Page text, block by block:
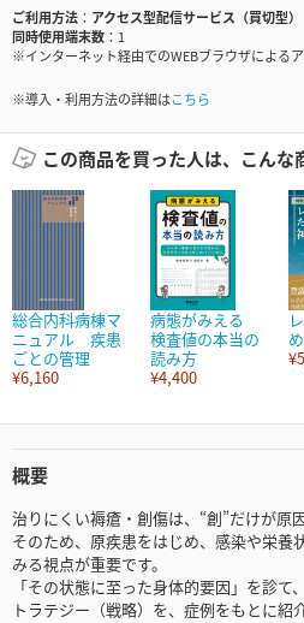
ご利用方法
アクセス型配信サービス（買切型）
同時使用端末数
1
※インターネット経由でのWEBブラウザによる
※導入・利用方法の詳細はこちら
この商品を買った人は、こんな
総合内科病棟マ
ニュアル 疾患
ごとの管理
¥6,160
病態がみえる
検査値の本当の
読み方
¥4,400
概要
治りにくい褥瘡・創傷は、“創”だけが原
そのため、原疾患をはじめ、感染や栄養
みる視点が重要です。
「その状態に至った身体的要因」を診
トラテジー（戦略）を、症例をもとに紹